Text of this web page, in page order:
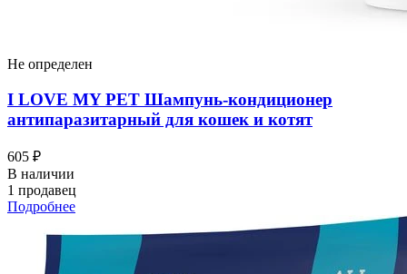
Не определен
I LOVЕ MY PET Шампунь-кондиционер
антипаразитарный для кошек и котят
605 ₽
В наличии
1 продавец
Подробнее